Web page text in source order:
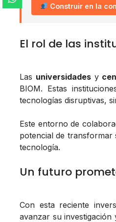
Construir en la
El rol de las
Las universidadesy
BIOM. Estas
tecnologías disruptivas,
Este entorno de
potencial de transformar
tecnología.
Un futuro
Con esta reciente
avanzar su investigación